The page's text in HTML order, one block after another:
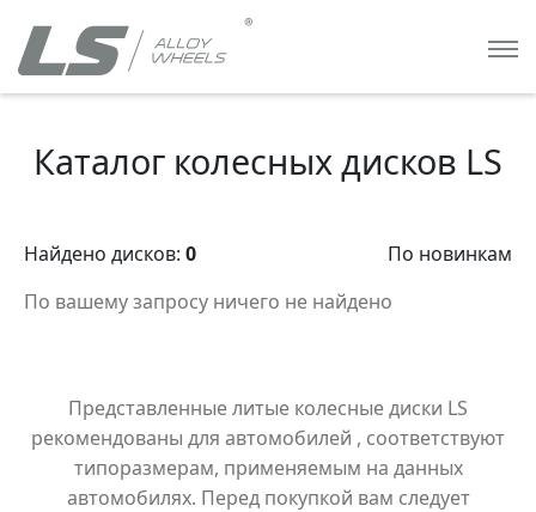
Каталог колесных дисков LS
Найдено дисков: 0
По новинкам
По вашему запросу ничего не найдено
Представленные литые колесные диски LS
рекомендованы для автомобилей , соответствуют
типоразмерам, применяемым на данных
автомобилях. Перед покупкой вам следует